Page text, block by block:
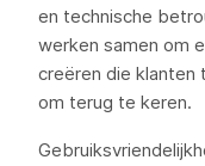
en technische
werken samen om
creëren die
om terug te keren.